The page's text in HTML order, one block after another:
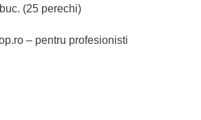
(25 perechi)
– pentru profesionisti